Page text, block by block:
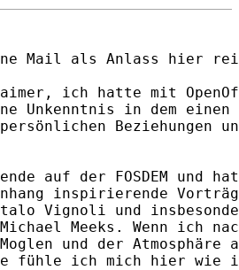
Mail als Anlass hier
ich hatte mit
Unkenntnis in dem einen
persönlichen
auf der FOSDEM und
inspirierende
Vignoli und
Meeks. Wenn ich
und der
fühle ich mich hier wie in